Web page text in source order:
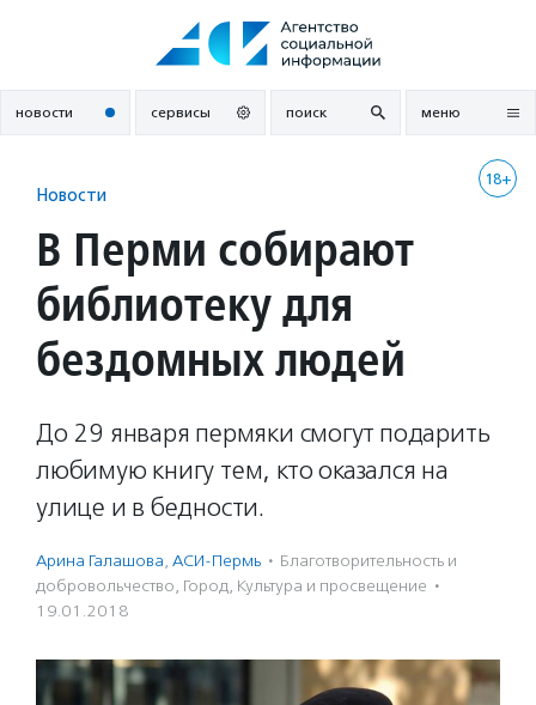
новости сервисы поиск меню
18+
Новости
В Перми собирают
библиотеку для
бездомных людей
До 29 января пермяки смогут подарить
любимую книгу тем, кто оказался на
улице и в бедности.
Арина Галашова, АСИ-Пермь · Благотвори­тель­ность и
доброволь­чест­во, Город, Культура и просвещение ·
19.01.2018